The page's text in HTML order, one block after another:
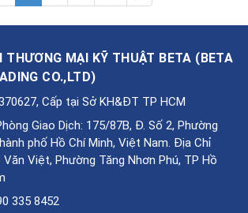
THƯƠNG MẠI KỸ THUẬT BETA (BETA
CO.,LTD)
Cấp tại Sở KH&ĐT TP HCM
Giao Dịch: 175/87B, Đ. Số 2, Phường
phố Hồ Chí Minh, Việt Nam. Địa Chỉ
Việt, Phường Tăng Nhơn Phú, TP Hồ
335 8452